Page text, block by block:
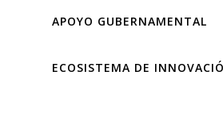
APOYO GUBERNAMENTAL
ECOSISTEMA DE